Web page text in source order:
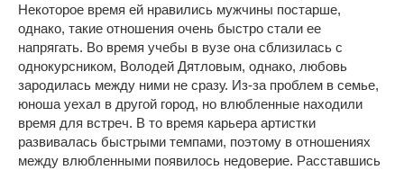
Некоторое время ей нравились мужчины постарше,
однако, такие отношения очень быстро стали ее
напрягать. Во время учебы в вузе она сблизилась с
однокурсником, Володей Дятловым, однако, любовь
зародилась между ними не сразу. Из-за проблем в семье,
юноша уехал в другой город, но влюбленные находили
время для встреч. В то время карьера артистки
развивалась быстрыми темпами, поэтому в отношениях
между влюбленными появилось недоверие. Расставшись